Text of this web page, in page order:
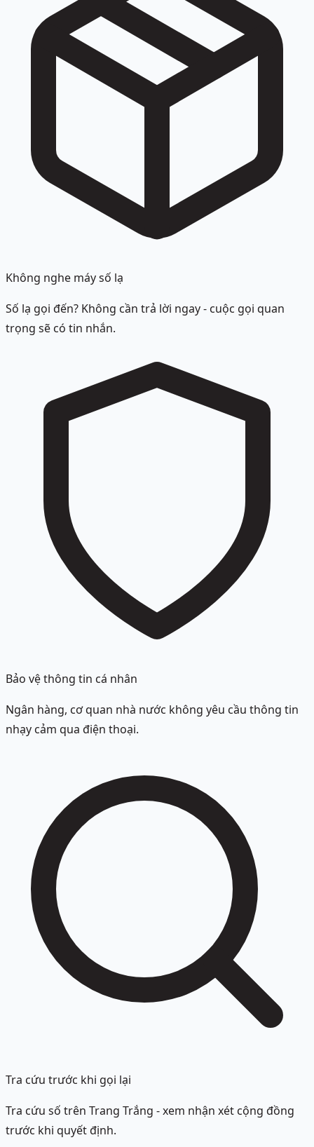
Không nghe máy số lạ
Số lạ gọi đến? Không cần trả lời ngay - cuộc gọi quan
trọng sẽ có tin nhắn.
Bảo vệ thông tin cá nhân
Ngân hàng, cơ quan nhà nước không yêu cầu thông tin
nhạy cảm qua điện thoại.
Tra cứu trước khi gọi lại
Tra cứu số trên Trang Trắng - xem nhận xét cộng đồng
trước khi quyết định.